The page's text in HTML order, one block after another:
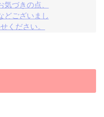
づきの点、
どございまし
ください。